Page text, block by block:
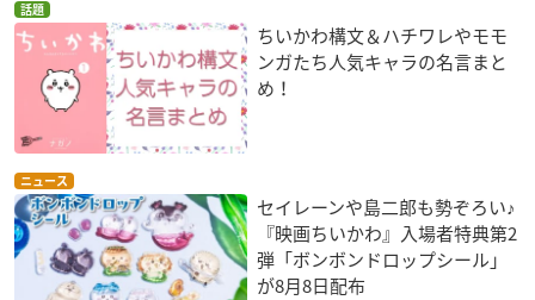
話題
ちいかわ構文＆ハチワレやモモ
ンガたち人気キャラの名言まと
め！
ニュース
セイレーンや島二郎も勢ぞろい♪
『映画ちいかわ』入場者特典第2
弾「ボンボンドロップシール」
が8月8日配布